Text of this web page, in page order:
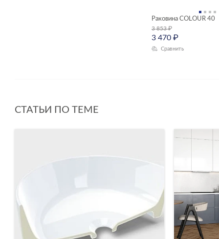
Раковина COLOUR 40
3 853₽
3 470 ₽
Сравнить
СТАТЬИ ПО ТЕМЕ